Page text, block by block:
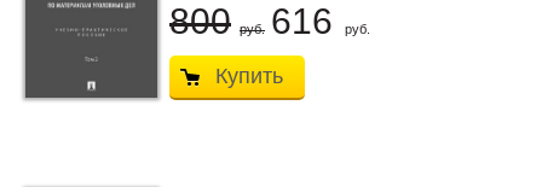
800 руб. 616 руб.
Купить